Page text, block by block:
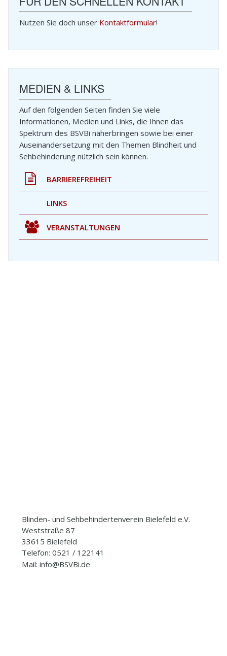
Nutzen Sie doch unser Kontaktformular!
MEDIEN & LINKS
Auf den folgenden Seiten finden Sie viele
Informationen, Medien und Links, die Ihnen das
Spektrum des BSVBi näherbringen sowie bei einer
Auseinandersetzung mit den Themen Blindheit und
Sehbehinderung nützlich sein können.
BARRIEREFREIHEIT
LINKS
VERANSTALTUNGEN
Blinden- und Sehbehindertenverein Bielefeld e.V.
Weststraße 87
33615 Bielefeld
Telefon: 0521 / 122141
Mail: info@BSVBi.de